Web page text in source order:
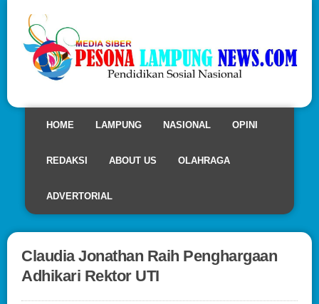
HOME LAMPUNG NASIONAL OPINI
REDAKSI ABOUT US OLAHRAGA
ADVERTORIAL
Claudia Jonathan Raih Penghargaan
Adhikari Rektor UTI